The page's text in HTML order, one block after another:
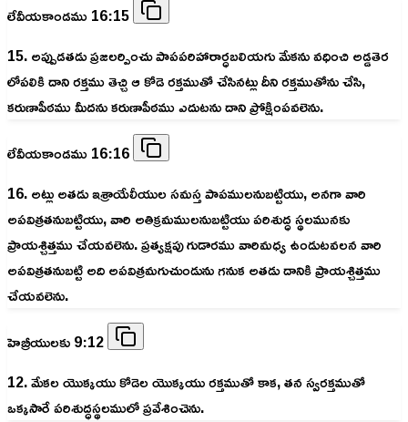
లేవీయకాండము 16:15
15. అప్పుడతడు ప్రజలర్పించు పాపపరిహారార్ధబలియగు మేకను వధించి అడ్డతెర
లోపలికి దాని రక్తము తెచ్చి ఆ కోడె రక్తముతో చేసినట్లు దీని రక్తముతోను చేసి,
కరుణాపీఠము మీదను కరుణాపీఠము ఎదుటను దాని ప్రోక్షింపవలెను.
లేవీయకాండము 16:16
16. అట్లు అతడు ఇశ్రాయేలీయుల సమస్త పాపములనుబట్టియు, అనగా వారి
అపవిత్రతనుబట్టియు, వారి అతిక్రమములనుబట్టియు పరిశుద్ధ స్థలమునకు
ప్రాయశ్చిత్తము చేయవలెను. ప్రత్యక్షపు గుడారము వారిమధ్య ఉండుటవలన వారి
అపవిత్రతనుబట్టి అది అపవిత్రమగుచుండును గనుక అతడు దానికి ప్రాయశ్చిత్తము
చేయవలెను.
హెబ్రీయులకు 9:12
12. మేకల యొక్కయు కోడెల యొక్కయు రక్తముతో కాక, తన స్వరక్తముతో
ఒక్కసారే పరిశుద్ధస్థలములో ప్రవేశించెను.